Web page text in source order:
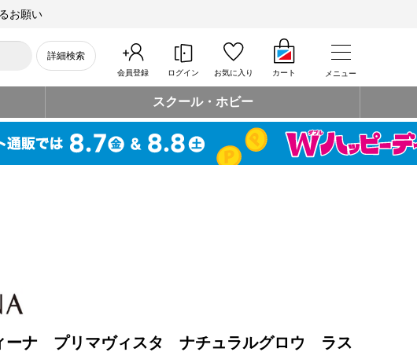
お願い
詳細検索
会員登録 ログイン お気に入り カート メニュー
スクール・ホビー
ナ プリマヴィスタ ナチュラルグロウ ラス